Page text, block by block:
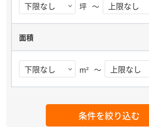
坪 ～
面積
m² ～
条件を絞り込む